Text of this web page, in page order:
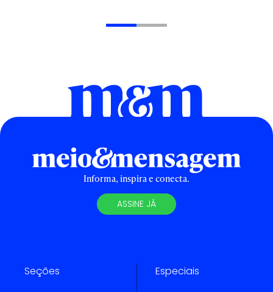
Informa, inspira e conecta.
ASSINE JÁ
Seções Especiais